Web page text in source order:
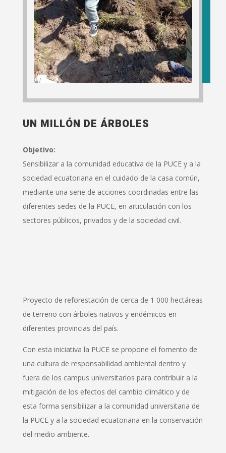
UN MILLÓN DE ÁRBOLES
Objetivo:
Sensibilizar a la comunidad educativa de la PUCE y a la
sociedad ecuatoriana en el cuidado de la casa común,
mediante una serie de acciones coordinadas entre las
diferentes sedes de la PUCE, en articulación con los
sectores públicos, privados y de la sociedad civil.
Proyecto de reforestación de cerca de 1 000 hectáreas
de terreno con árboles nativos y endémicos en
diferentes provincias del país.
Con esta iniciativa la PUCE se propone el fomento de
una cultura de responsabilidad ambiental dentro y
fuera de los campus universitarios para contribuir a la
mitigación de los efectos del cambio climático y de
esta forma sensibilizar a la comunidad universitaria de
la PUCE y a la sociedad ecuatoriana en la conservación
del medio ambiente.